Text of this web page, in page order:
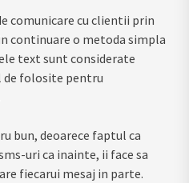
comunicare cu clientii prin
continuare o metoda simpla
text sunt considerate
de folosite pentru
bun, deoarece faptul ca
uri ca inainte, ii face sa
fiecarui mesaj in parte.